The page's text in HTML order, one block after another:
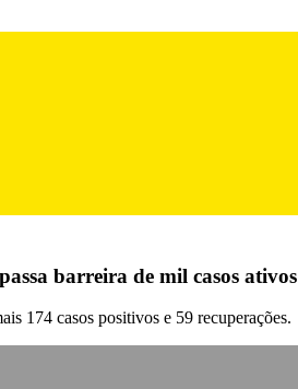
barreira de mil casos ativos
174 casos positivos e 59 recuperações.